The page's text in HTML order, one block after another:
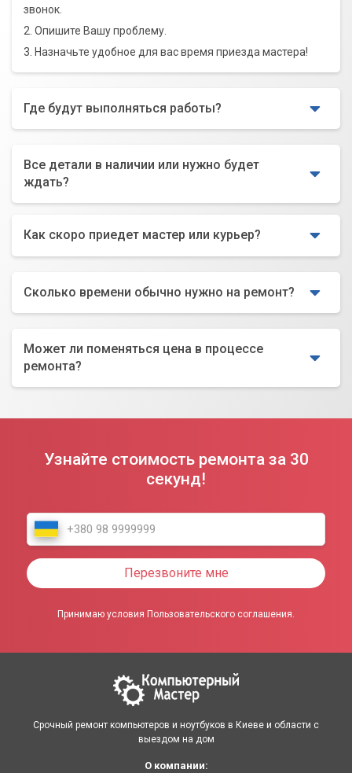
звонок.
2. Опишите Вашу проблему.
3. Назначьте удобное для вас время приезда мастера!
Где будут выполняться работы?
Все детали в наличии или нужно будет
ждать?
Как скоро приедет мастер или курьер?
Сколько времени обычно нужно на ремонт?
Может ли поменяться цена в процессе
ремонта?
Узнайте стоимость ремонта за 30
секунд!
Перезвоните мне
Принимаю условия Пользовательского соглашения.
Срочный ремонт компьютеров и ноутбуков в Киеве и области с
выездом на дом
О компании: